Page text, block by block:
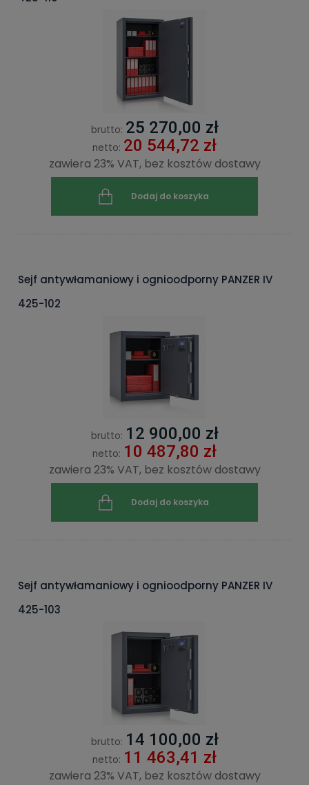
brutto: 25 270,00 zł
netto: 20 544,72 zł
zawiera 23% VAT, bez kosztów dostawy
Dodaj do koszyka
Sejf antywłamaniowy i ognioodporny PANZER IV
425-102
brutto: 12 900,00 zł
netto: 10 487,80 zł
zawiera 23% VAT, bez kosztów dostawy
Dodaj do koszyka
Sejf antywłamaniowy i ognioodporny PANZER IV
425-103
brutto: 14 100,00 zł
netto: 11 463,41 zł
zawiera 23% VAT, bez kosztów dostawy